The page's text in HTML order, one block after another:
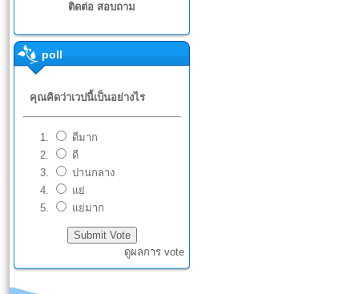
ติดต่อ สอบถาม
poll
คุณคิดว่าเวปนี้เป็นอย่างไร
ดีมาก
ดี
ปานกลาง
แย่
แย่มาก
ดูผลการ vote